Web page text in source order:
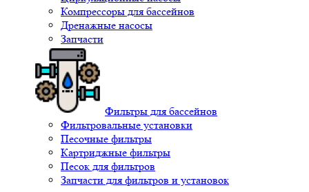
Компрессоры для бассейнов
Дренажные насосы
Запчасти
Фильтры для бассейнов
Фильтровальные установки
Песочные фильтры
Картриджные фильтры
Песок для фильтров
Запчасти для фильтров и установок